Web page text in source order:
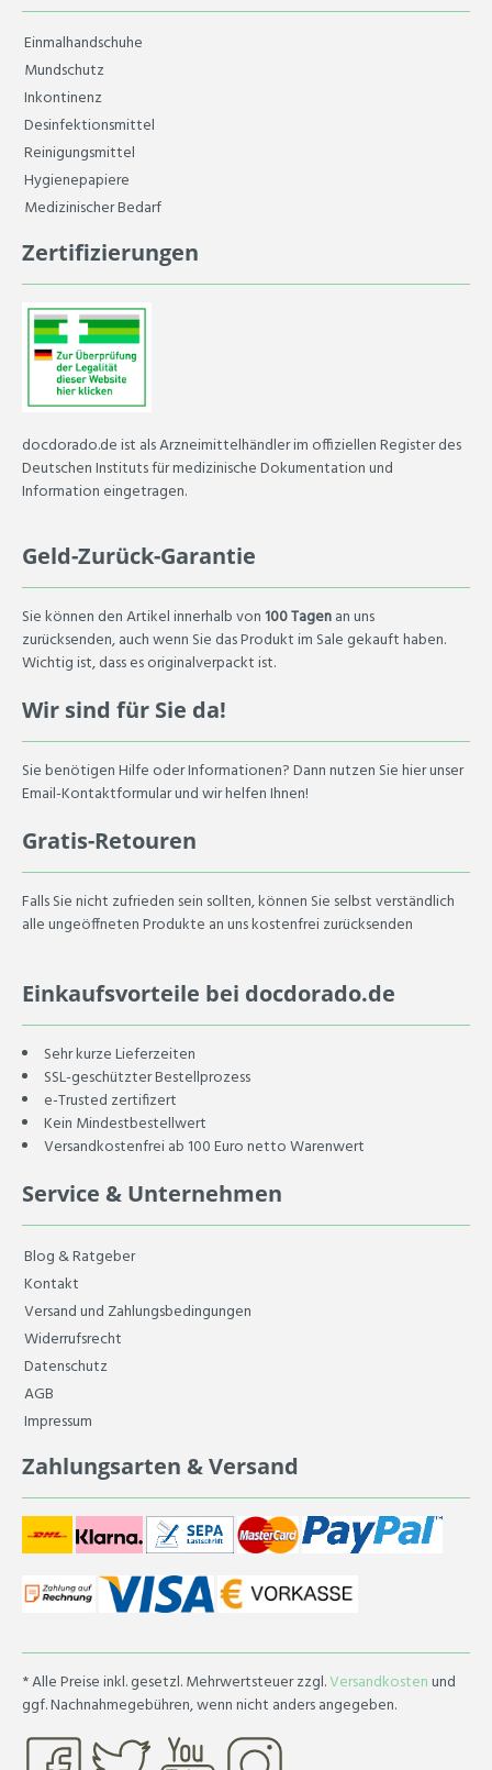
Einmalhandschuhe
Mundschutz
Inkontinenz
Desinfektionsmittel
Reinigungsmittel
Hygienepapiere
Medizinischer Bedarf
Zertifizierungen
docdorado.de ist als Arzneimittelhändler im offiziellen Register des
Deutschen Instituts für medizinische Dokumentation und
Information eingetragen.
Geld-Zurück-Garantie
Sie können den Artikel innerhalb von100 Tagenan uns
zurücksenden, auch wenn Sie das Produkt im Sale gekauft haben.
Wichtig ist, dass es originalverpackt ist.
Wir sind für Sie da!
Sie benötigen Hilfe oder Informationen? Dann nutzen Sie hier unser
Email-Kontaktformular und wir helfen Ihnen!
Gratis-Retouren
Falls Sie nicht zufrieden sein sollten, können Sie selbst verständlich
alle ungeöffneten Produkte an uns kostenfrei zurücksenden
Einkaufsvorteile bei docdorado.de
Sehr kurze Lieferzeiten
SSL-geschützter Bestellprozess
e-Trusted zertifizert
Kein Mindestbestellwert
Versandkostenfrei ab 100 Euro netto Warenwert
Service & Unternehmen
Blog & Ratgeber
Kontakt
Versand und Zahlungsbedingungen
Widerrufsrecht
Datenschutz
AGB
Impressum
Zahlungsarten & Versand
* Alle Preise inkl. gesetzl. Mehrwertsteuer zzgl.Versandkostenund
ggf. Nachnahmegebühren, wenn nicht anders angegeben.